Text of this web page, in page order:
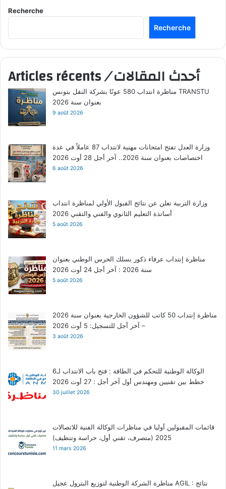
Recherche
Recherche
Articles récents/أحدث المقالات
مناظرة انتداب 580 عونًا بشركة النقل بتونس TRANSTU
بعنوان سنة 2026
9 août 2026
وزارة العدل تفتح امتحانات مهنية لانتداب 87 عاملاً في عدة
اختصاصات بعنوان سنة 2026.. آخر أجل 28 أوت 2026
6 août 2026
وزارة التربية تعلن عن نتائج القبول الأولي لمناظرة انتداب
أساتذة التعليم الثانوي والفني والتقني 2026
5 août 2026
مناظرة إنتداب عرفاء ذكور بسلك الحرس الوطني بعنوان
سنة 2026 : آخر أجل 24 أوت 2026
5 août 2026
مناظرة إنتداب 50 كاتب للشؤون الخارجية بعنوان سنة 2026
– آخر أجل للتسجيل: 5 أوت 2026
3 août 2026
الوكالة الوطنية للتحكم في الطاقة : فتح باب الانتداب لـ6
خطط بين تقنيين ومهندس أول آخر أجل : 27 أوت 2026
30 juillet 2026
قائمات المقبولين أوليا في مناظرات الوكالة الفنية للاتصالات
2025 (متصرف، تقني أول، حراسة وتنظيف)
11 mars 2026
مناظرة الشركة الوطنية لتوزيع البترول عجيل AGIL : نتائج